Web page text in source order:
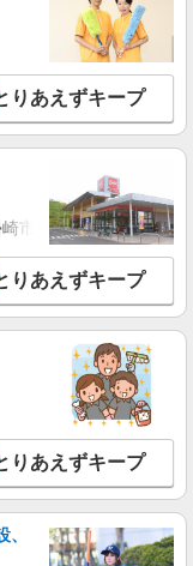
】33.9万円（20日勤
細を見る
円以上（残業・休
交通費全額支
ク通勤OK
細を見る
み／寮完備／交替
交通費全額支給 ※半
祝い金あり（規定あ
増による支給 ※交通
払い制度あり ＜月
りあえずキープ
市・太田市・館林市
りあえずキープ
りあえずキープ